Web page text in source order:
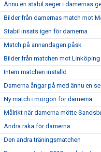
Ännu en stabil seger i damernas
Bilder från damernas match mot
Stabil insats igen för damerna
Match på annandagen påsk
Bilder från matchen mot Linköping
Intern matchen inställd
Damerna ångar på med ännu en
Ny match i morgon för damerna
Målrikt när damerna mötte
Andra raka för damerna
Den andra träningsmatchen